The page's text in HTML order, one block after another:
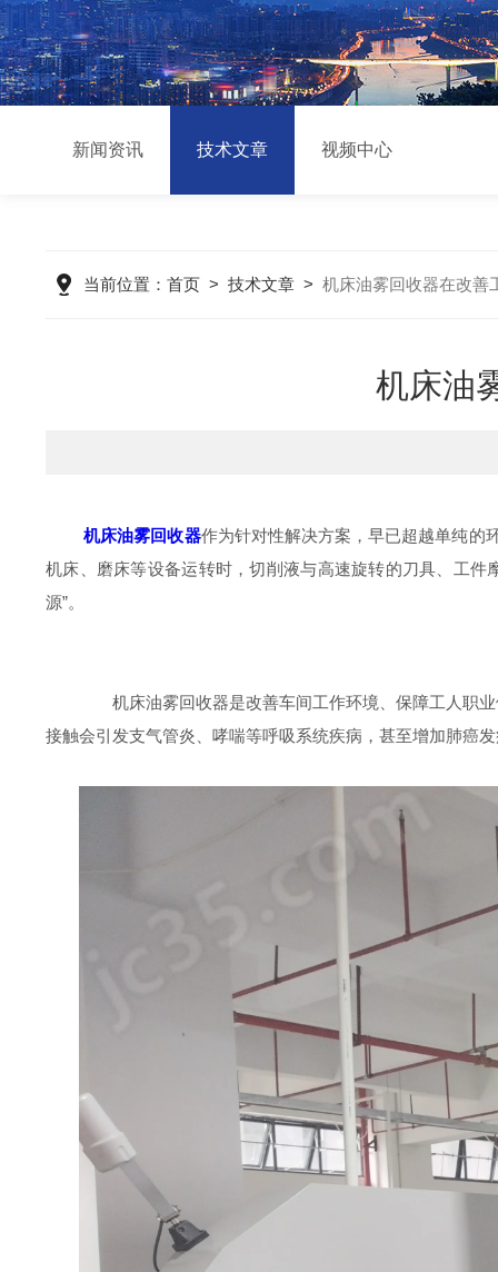
新闻资讯 技术文章 视频中心
当前位置： 首页> 技术文章> 机床油雾回收器在改善
机床油
机床油雾回收器作为针对性解决方案，早已超越单纯的
机床、磨床等设备运转时，切削液与高速旋转的刀具、工件
源”。
机床油雾回收器是改善车间工作环境、保障工人职业
接触会引发支气管炎、哮喘等呼吸系统疾病，甚至增加肺癌